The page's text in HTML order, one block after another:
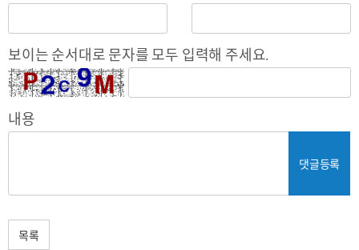
보이는 순서대로 문자를 모두 입력해 주세요.
내용
댓글등록
목록